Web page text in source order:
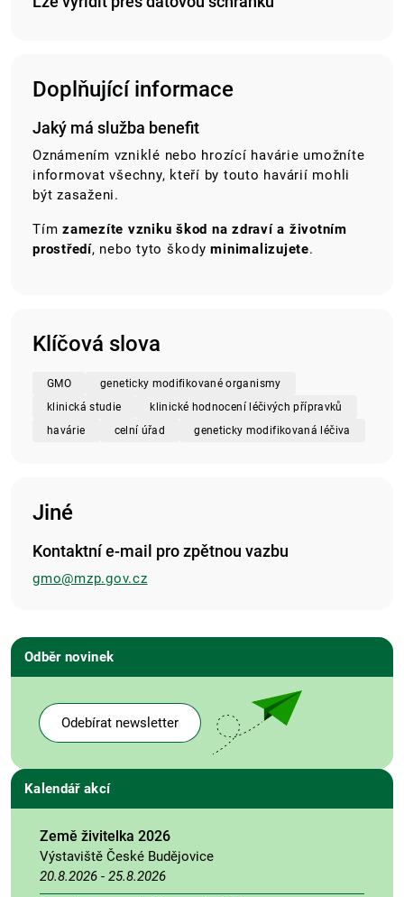
Doplňující informace
Jaký má služba benefit
Oznámením vzniklé nebo hrozící havárie umožníte
informovat všechny, kteří by touto havárií mohli
být zasaženi.
Tím zamezíte vzniku škod na zdraví a životním
prostředí, nebo tyto škody minimalizujete.
Klíčová slova
GMO
geneticky modifikované organismy
klinická studie
klinické hodnocení léčivých přípravků
havárie
celní úřad geneticky modifikovaná léčiva
Jiné
Kontaktní e-mail pro zpětnou vazbu
gmo@mzp.gov.cz
Odběr novinek
Odebírat newsletter
Kalendář akcí
Země živitelka 2026
Výstaviště České Budějovice
20.8.2026 - 25.8.2026